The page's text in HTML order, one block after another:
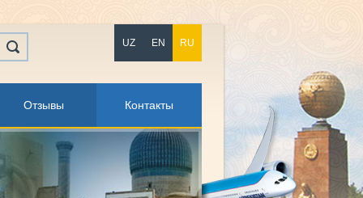
UZ EN RU
Отзывы Контакты